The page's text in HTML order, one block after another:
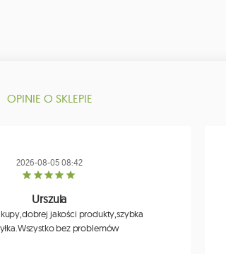
OPINIE O SKLEPIE
2026-08-05 08:42
Urszula
jakości produkty,szybka
bez problemów